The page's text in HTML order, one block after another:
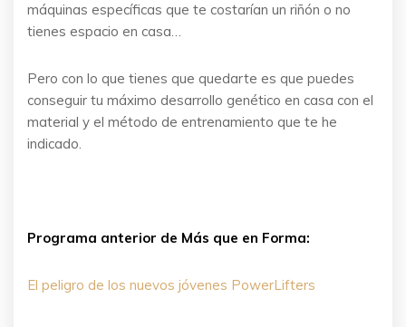
máquinas específicas que te costarían un riñón o no
tienes espacio en casa…
Pero con lo que tienes que quedarte es que puedes
conseguir tu máximo desarrollo genético en casa con el
material y el método de entrenamiento que te he
indicado.
Programa anterior de Más que en Forma:
El peligro de los nuevos jóvenes PowerLifters